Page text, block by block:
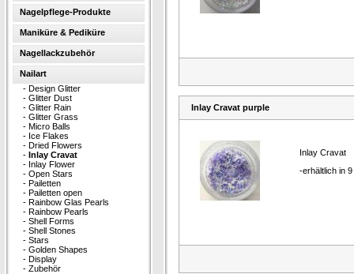
Nagelpflege-Produkte
Maniküre & Pediküre
Nagellackzubehör
Nailart
- Design Glitter
- Glitter Dust
- Glitter Rain
- Glitter Grass
- Micro Balls
- Ice Flakes
- Dried Flowers
- Inlay Cravat
- Inlay Flower
- Open Stars
- Pailetten
- Pailetten open
- Rainbow Glas Pearls
- Rainbow Pearls
- Shell Forms
- Shell Stones
- Stars
- Golden Shapes
- Display
- Zubehör
Inlay Cravat purple
Inlay Cravat
-erhältlich in